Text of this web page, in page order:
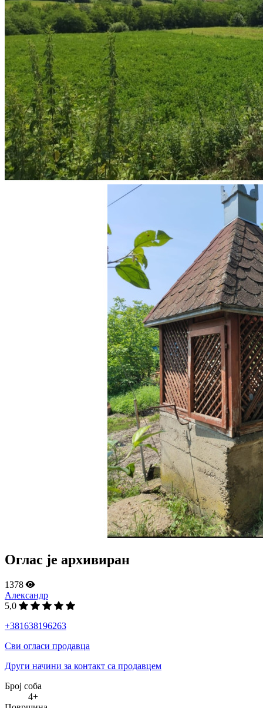
Оглас је архивиран
1378
Александр
5,0
+381638196263
Сви огласи продавца
Други начини за контакт са продавцем
Број соба
4+